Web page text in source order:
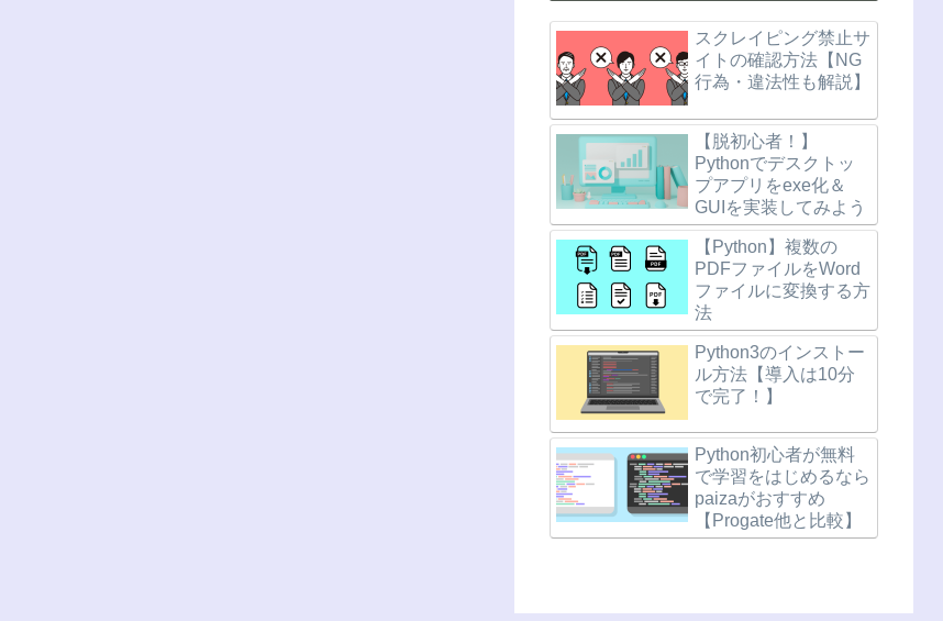
スクレイピング禁止サ
イトの確認方法【NG
行為・違法性も解説】
【脱初心者！】
Pythonでデスクトッ
プアプリをexe化＆
GUIを実装してみよう
【Python】複数の
PDFファイルをWord
ファイルに変換する方
法
Python3のインストー
ル方法【導入は10分
で完了！】
Python初心者が無料
で学習をはじめるなら
paizaがおすすめ
【Progate他と比較】